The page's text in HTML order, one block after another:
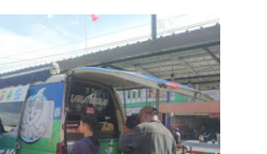
SIM Keliling Ada di Kecamatan Sindangagung